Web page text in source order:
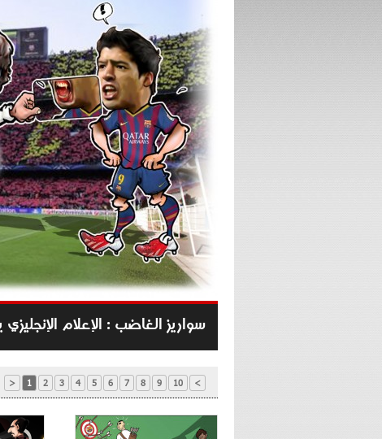
سواريز الغاضب : الإعلام
< 1 2 3 4 5 6 7 8 9 10 >